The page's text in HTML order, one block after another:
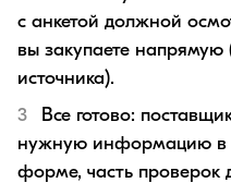
с анкетой должной
вы закупаете напрямую
источника).
Все готово:
нужную информацию в
форме, часть проверок